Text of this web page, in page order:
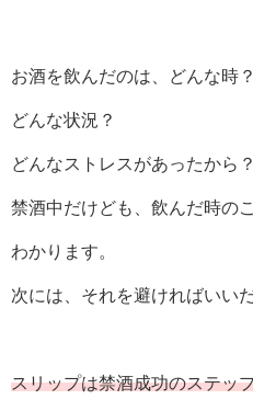
お酒を飲んだのは、どんな時？
どんな状況？
どんなストレスがあったから？
禁酒中だけども、飲んだ時の
わかります。
次には、それを避ければいい
スリップは禁酒成功のステッ